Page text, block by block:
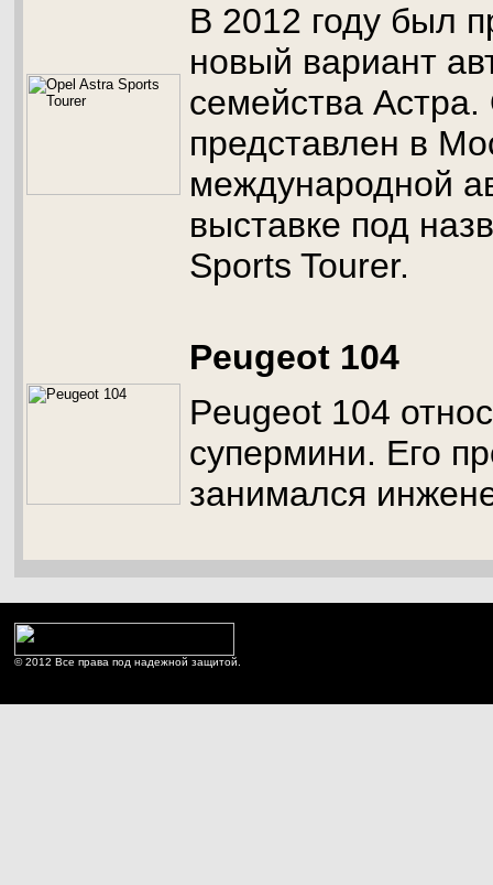
В 2012 году был
новый вариант
семейства
представлен в
международной
выставке под
Sports Tourer.
Peugeot 104
Peugeot 104
супермини. Его
занимался
© 2012 Все права под надежной защитой.